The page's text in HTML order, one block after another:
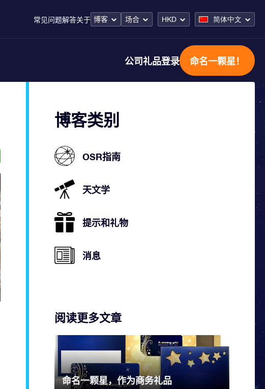
常见问题解答关于 博客 场合 HKD 简体中文
公司礼品登录 命名一颗星！
博客类别
OSR指南
天文学
提示和礼物
消息
阅读更多文章
命名一颗星，作为商务礼品